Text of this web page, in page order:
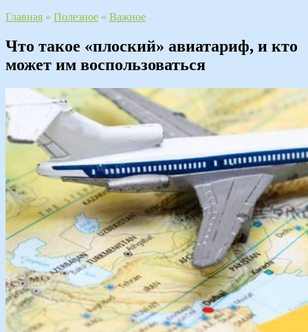
Главная » Полезное » Важное
Что такое «плоский» авиатариф, и кто
может им воспользоваться